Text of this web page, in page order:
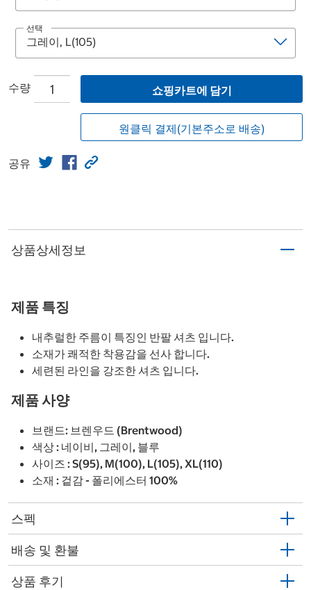
선택
수량 쇼핑카트에 담기
원클릭 결제(기본주소로 배송)
공유
상품상세정보
제품 특징
내추럴한 주름이 특징인 반팔 셔츠 입니다.
소재가 쾌적한 착용감을 선사 합니다.
세련된 라인을 강조한 셔츠 입니다.
제품 사양
브랜드: 브렌우드 (Brentwood)
색상 : 네이비, 그레이, 블루
사이즈 : S(95), M(100), L(105), XL(110)
소재 : 겉감 - 폴리에스터 100%
스펙
배송 및 환불
상품 후기